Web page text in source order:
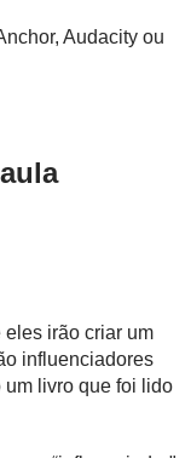
Audacity ou
eles irão criar um
influenciadores
um livro que foi lido